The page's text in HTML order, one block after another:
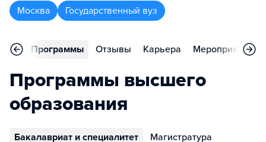
Москва Государственный вуз
Программы Отзывы Карьера Мероприятия
Программы высшего
образования
Бакалавриат и специалитет Магистратура